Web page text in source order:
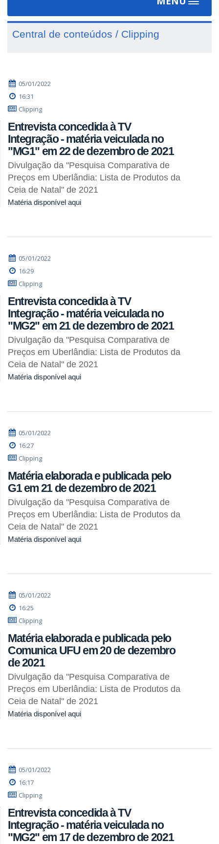
Toggle
Central de conteúdos / Clipping
05/01/2022
16:31
Clipping
Entrevista concedida à TV
Integração - matéria veiculada no
"MG1" em 22 de dezembro de 2021
Divulgação da "Pesquisa Comparativa de
Preços em Uberlândia: Lista de Produtos da
Ceia de Natal" de 2021
Matéria disponível aqui
05/01/2022
16:29
Clipping
Entrevista concedida à TV
Integração - matéria veiculada no
"MG2" em 21 de dezembro de 2021
Divulgação da "Pesquisa Comparativa de
Preços em Uberlândia: Lista de Produtos da
Ceia de Natal" de 2021
Matéria disponível aqui
05/01/2022
16:27
Clipping
Matéria elaborada e publicada pelo
G1 em 21 de dezembro de 2021
Divulgação da "Pesquisa Comparativa de
Preços em Uberlândia: Lista de Produtos da
Ceia de Natal" de 2021
Matéria disponível aqui
05/01/2022
16:25
Clipping
Matéria elaborada e publicada pelo
Comunica UFU em 20 de dezembro
de 2021
Divulgação da "Pesquisa Comparativa de
Preços em Uberlândia: Lista de Produtos da
Ceia de Natal" de 2021
Matéria disponível aqui
05/01/2022
16:17
Clipping
Entrevista concedida à TV
Integração - matéria veiculada no
"MG2" em 17 de dezembro de 2021